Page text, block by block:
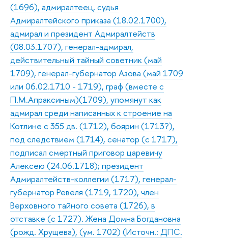
(1696), адмиралтеец, судья
Адмиралтейского приказа (18.02.1700),
адмирал и президент Адмиралтейств
(08.03.1707), генерал-адмирал,
действительный тайный советник (май
1709), генерал-губернатор Азова (май 1709
или 06.02.1710 - 1719), граф (вместе с
П.М.Апраксиным)(1709), упомянут как
адмирал среди написанных к строение на
Котлине с 355 дв. (1712), боярин (1713?),
под следствием (1714), сенатор (с 1717),
подписал смертный приговор царевичу
Алексею (24.06.1718); президент
Адмиралтейств-коллегии (1717), генерал-
губернатор Ревеля (1719, 1720), член
Верховного тайного совета (1726), в
отставке (с 1727). Жена Домна Богдановна
(рожд. Хрущева), (ум. 1702) (Источн.: ДПС.